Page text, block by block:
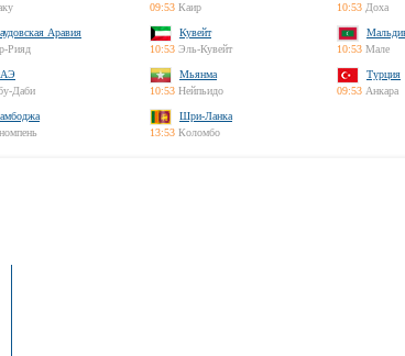
09:53 Каир
10:53 Доха
Аравия
Рияд
Кувейт
10:53 Эль-Кувейт
10:53 Мале
Даби
Мьянма
10:53 Нейпьидо
Турция
09:53 Анкара
Шри-Ланка
13:53 Коломбо